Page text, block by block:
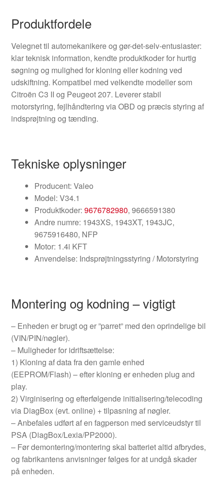
Produktfordele
Velegnet til automekanikere og gør-det-selv-entusiaster:
klar teknisk information, kendte produktkoder for hurtig
søgning og mulighed for kloning eller kodning ved
udskiftning. Kompatibel med velkendte modeller som
Citroën C3 II og Peugeot 207. Leverer stabil
motorstyring, fejlhåndtering via OBD og præcis styring af
indsprøjtning og tænding.
Tekniske oplysninger
Producent: Valeo
Model: V34.1
Produktkoder: 9676782980, 9666591380
Andre numre: 1943XS, 1943XT, 1943JC,
9675916480, NFP
Motor: 1.4i KFT
Anvendelse: Indsprøjtningsstyring / Motorstyring
Montering og kodning – vigtigt
– Enheden er brugt og er ”parret” med den oprindelige bil
(VIN/PIN/nøgler).
– Muligheder for idriftsættelse:
1) Kloning af data fra den gamle enhed
(EEPROM/Flash) – efter kloning er enheden plug and
play.
2) Virginisering og efterfølgende initialisering/telecoding
via DiagBox (evt. online) + tilpasning af nøgler.
– Anbefales udført af en fagperson med serviceudstyr til
PSA (DiagBox/Lexia/PP2000).
– Før demontering/montering skal batteriet altid afbrydes,
og fabrikantens anvisninger følges for at undgå skader
på enheden.